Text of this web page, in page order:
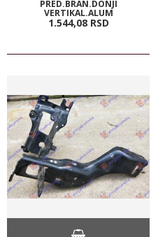
PRED.BRAN.DONJI
VERTIKAL.ALUM
1.544,08 RSD